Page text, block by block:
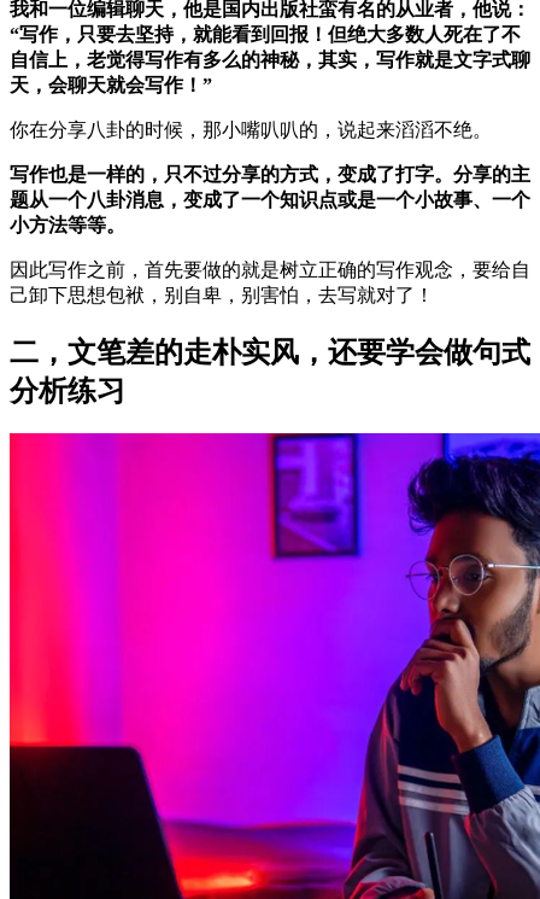
我和一位编辑聊天，他是国内出版社蛮有名的从业者，他说：
“写作，只要去坚持，就能看到回报！但绝大多数人死在了不
自信上，老觉得写作有多么的神秘，其实，写作就是文字式聊
天，会聊天就会写作！”
你在分享八卦的时候，那小嘴叭叭的，说起来滔滔不绝。
写作也是一样的，只不过分享的方式，变成了打字。分享的主
题从一个八卦消息，变成了一个知识点或是一个小故事、一个
小方法等等。
因此写作之前，首先要做的就是树立正确的写作观念，要给自
己卸下思想包袱，别自卑，别害怕，去写就对了！
二，文笔差的走朴实风，还要学会做句式
分析练习